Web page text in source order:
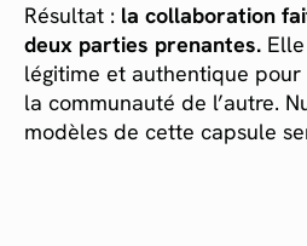
Résultat : la collaboration
deux parties prenantes.
légitime et authentique pour
la communauté de l’autre.
modèles de cette capsule